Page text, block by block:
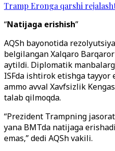
Tramp Eronga qarshi
“Natijaga erishish”
AQSh bayonotida
belgilangan Xalqaro
aytildi. Diplomatik
ISFda ishtirok etishga
ammo avval Xavfsizlik
talab qilmoqda.
“Prezident Trampning
yana BMTda natijaga
emas,” dedi AQSh vakili.